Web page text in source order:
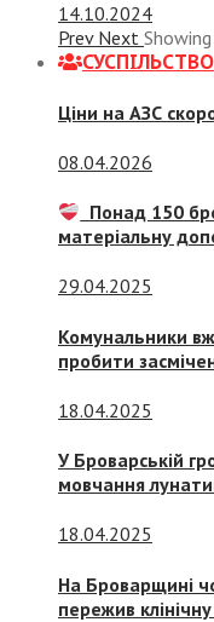
14.10.2024
Prev Next Showing
СУСПIЛЬСТВО
Ціни на АЗС
08.04.2026
Понад 150
матеріальну
29.04.2025
Комунальники
пробити
18.04.2025
У Броварській
мовчання
18.04.2025
На Броварщині
пережив